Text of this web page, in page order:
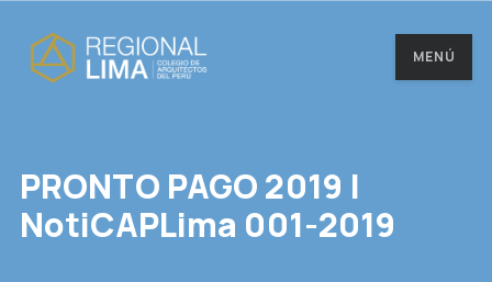
MENÚ
PRONTO PAGO 2019 |
NotiCAPLima 001-2019